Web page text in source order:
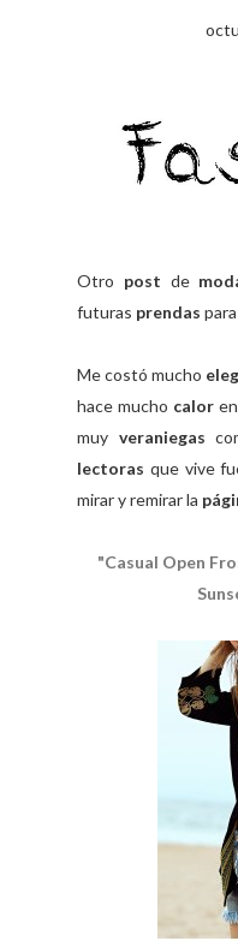
Otro post de
futuras prendas
Me costó mucho
hace mucho caloren
muy veraniegas
lectoras que vive
mirar y remirar la
"Casual Open